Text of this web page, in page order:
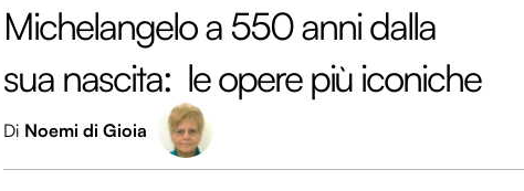
Michelangelo a 550 anni dalla
sua nascita: le opere più iconiche
Di Noemi di Gioia